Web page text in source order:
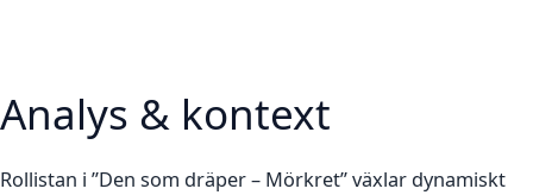
Analys & kontext
Rollistan i ”Den som dräper – Mörkret” växlar dynamiskt